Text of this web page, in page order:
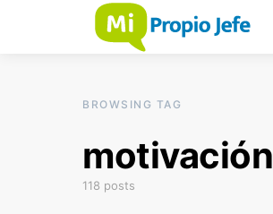
BROWSING TAG
motivación
118 posts